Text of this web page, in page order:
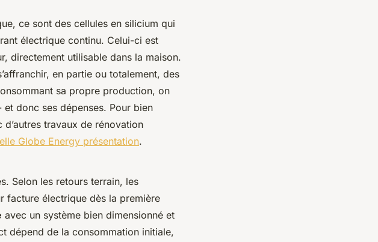
ce sont des cellules en silicium qui
électrique continu. Celui-ci est
directement utilisable dans la maison.
en partie ou totalement, des
sa propre production, on
donc ses dépenses. Pour bien
travaux de rénovation
Globe Energy présentation.
Selon les retours terrain, les
facture électrique dès la première
avec un système bien dimensionné et
dépend de la consommation initiale,